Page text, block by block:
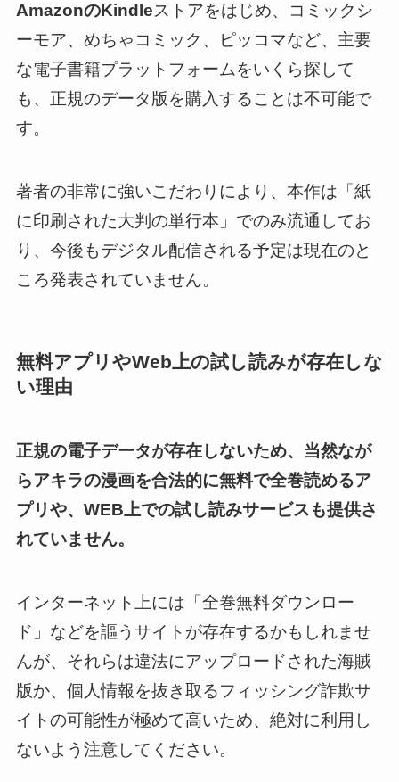
AmazonのKindleストアをはじめ、コミックシ
ーモア、めちゃコミック、ピッコマなど、主要
な電子書籍プラットフォームをいくら探して
も、正規のデータ版を購入することは不可能で
す。
著者の非常に強いこだわりにより、本作は「紙
に印刷された大判の単行本」でのみ流通してお
り、今後もデジタル配信される予定は現在のと
ころ発表されていません。
無料アプリやWeb上の試し読みが存在しな
い理由
正規の電子データが存在しないため、当然なが
らアキラの漫画を合法的に無料で全巻読めるア
プリや、WEB上での試し読みサービスも提供さ
れていません。
インターネット上には「全巻無料ダウンロー
ド」などを謳うサイトが存在するかもしれませ
んが、それらは違法にアップロードされた海賊
版か、個人情報を抜き取るフィッシング詐欺サ
イトの可能性が極めて高いため、絶対に利用し
ないよう注意してください。